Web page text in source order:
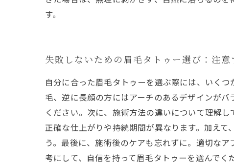
す。
失敗しないための眉毛タトゥー選び：注意
自分に合った眉毛タトゥーを選ぶ際には、いく
毛、逆に長顔の方にはアーチのあるデザインが
ください。次に、施術方法の違いについて理解
正確な仕上がりや持続期間が異なります。加え
う。最後に、施術後のケアも忘れずに。適切な
考にして、自信を持って眉毛タトゥーを選んでく